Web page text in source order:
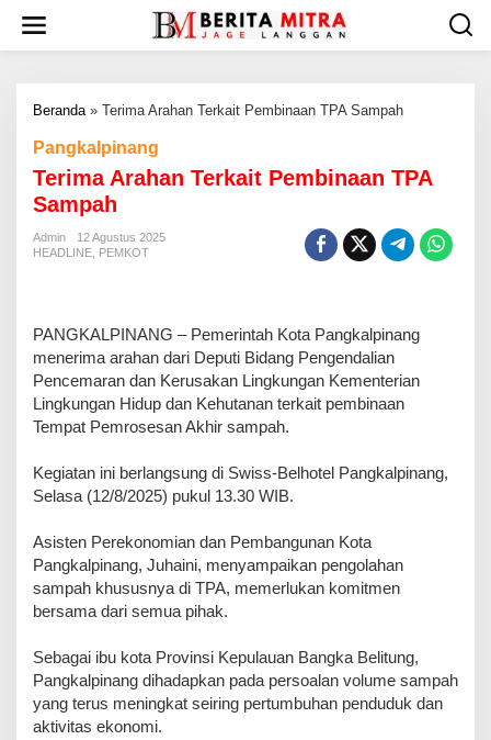
w
Beranda» Terima Arahan Terkait Pembinaan TPA Sampah
Pangkalpinang
Terima Arahan Terkait Pembinaan TPA
Sampah
Admin
12 Agustus 2025
HEADLINE PEMKOT
PANGKALPINANG – Pemerintah Kota Pangkalpinang
menerima arahan dari Deputi Bidang Pengendalian
Pencemaran dan Kerusakan Lingkungan Kementerian
Lingkungan Hidup dan Kehutanan terkait pembinaan
Tempat Pemrosesan Akhir sampah.
Kegiatan ini berlangsung di Swiss-Belhotel Pangkalpinang,
Selasa (12/8/2025) pukul 13.30 WIB.
Asisten Perekonomian dan Pembangunan Kota
Pangkalpinang, Juhaini, menyampaikan pengolahan
sampah khususnya di TPA, memerlukan komitmen
bersama dari semua pihak.
Sebagai ibu kota Provinsi Kepulauan Bangka Belitung,
Pangkalpinang dihadapkan pada persoalan volume sampah
yang terus meningkat seiring pertumbuhan penduduk dan
aktivitas ekonomi.